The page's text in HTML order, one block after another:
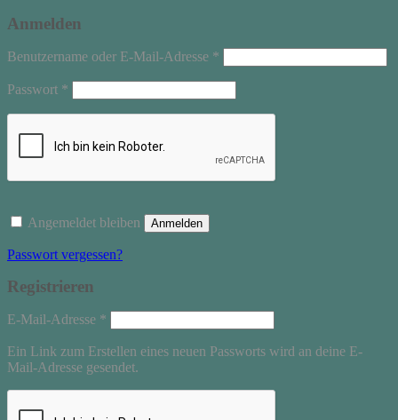
Anmelden
Benutzername oder E-Mail-Adresse *
Passwort *
Angemeldet bleiben Anmelden
Passwort vergessen?
Registrieren
E-Mail-Adresse *
Ein Link zum Erstellen eines neuen Passworts wird an deine E-
Mail-Adresse gesendet.